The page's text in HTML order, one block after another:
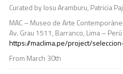
Curated by Iosu Aramburu, Patricia
MAC – Museo de Arte
Av. Grau 1511, Barranco, Lima – Perú
https://maclima.pe/project/
From March 30th